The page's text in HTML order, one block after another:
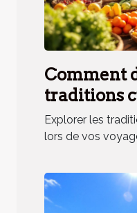
Comment
traditions
françaises
voyages ?
Explorer les
lors de vos